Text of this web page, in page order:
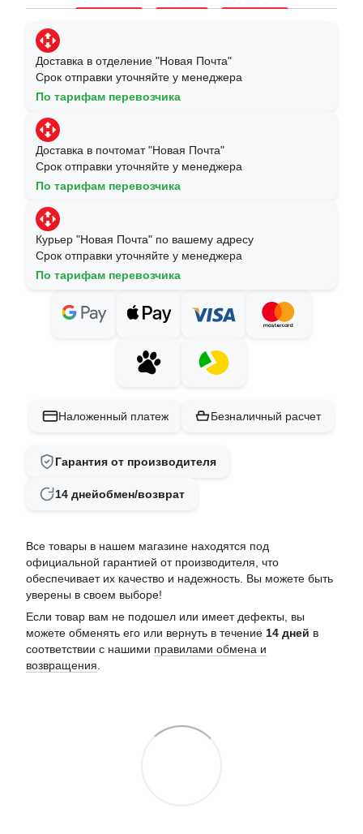
Доставка в отделение "Новая Почта"
Срок отправки уточняйте у менеджера
По тарифам перевозчика
Доставка в почтомат "Новая Почта"
Срок отправки уточняйте у менеджера
По тарифам перевозчика
Курьер "Новая Почта" по вашему адресу
Срок отправки уточняйте у менеджера
По тарифам перевозчика
Наложенный платеж Безналичный расчет
Гарантия от производителя
14 днейобмен/возврат
Все товары в нашем магазине находятся под
официальной гарантией от производителя, что
обеспечивает их качество и надежность. Вы можете быть
уверены в своем выборе!
Если товар вам не подошел или имеет дефекты, вы
можете обменять его или вернуть в течение 14 дней в
соответствии с нашими правилами обмена и
возвращения